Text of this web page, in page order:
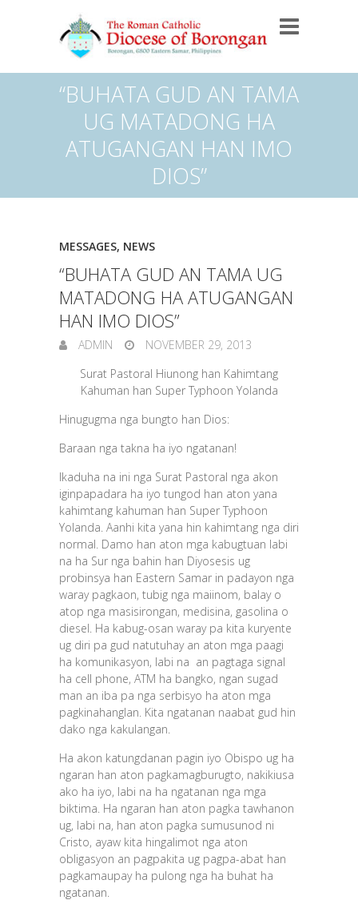
“BUHATA GUD AN TAMA
UG MATADONG HA
ATUGANGAN HAN IMO
DIOS”
MESSAGES, NEWS
“BUHATA GUD AN TAMA UG
MATADONG HA ATUGANGAN
HAN IMO DIOS”
ADMIN
NOVEMBER 29, 2013
Surat Pastoral Hiunong han Kahimtang
Kahuman han Super Typhoon Yolanda
Hinugugma nga bungto han Dios:
Baraan nga takna ha iyo ngatanan!
Ikaduha na ini nga Surat Pastoral nga akon
iginpapadara ha iyo tungod han aton yana
kahimtang kahuman han Super Typhoon
Yolanda. Aanhi kita yana hin kahimtang nga diri
normal. Damo han aton mga kabugtuan labi
na ha Sur nga bahin han Diyosesis ug
probinsya han Eastern Samar in padayon nga
waray pagkaon, tubig nga maiinom, balay o
atop nga masisirongan, medisina, gasolina o
diesel. Ha kabug-osan waray pa kita kuryente
ug diri pa gud natutuhay an aton mga paagi
ha komunikasyon, labi na an pagtaga signal
ha cell phone, ATM ha bangko, ngan sugad
man an iba pa nga serbisyo ha aton mga
pagkinahanglan. Kita ngatanan naabat gud hin
dako nga kakulangan.
Ha akon katungdanan pagin iyo Obispo ug ha
ngaran han aton pagkamagburugto, nakikiusa
ako ha iyo, labi na ha ngatanan nga mga
biktima. Ha ngaran han aton pagka tawhanon
ug, labi na, han aton pagka sumusunod ni
Cristo, ayaw kita hingalimot nga aton
obligasyon an pagpakita ug pagpa-abat han
pagkamaupay ha pulong nga ha buhat ha
ngatanan.